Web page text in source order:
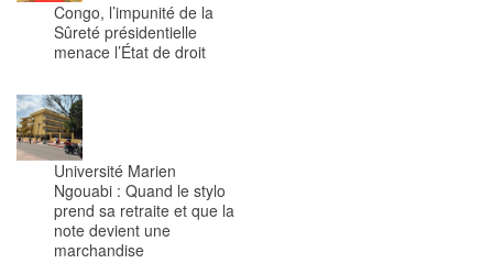
Congo, l’impunité de la
Sûreté présidentielle
menace l’État de droit
Université Marien
Ngouabi : Quand le stylo
prend sa retraite et que la
note devient une
marchandise